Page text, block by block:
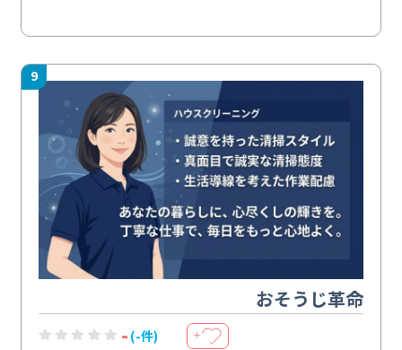
9
おそうじ革命
- (-件) ＋